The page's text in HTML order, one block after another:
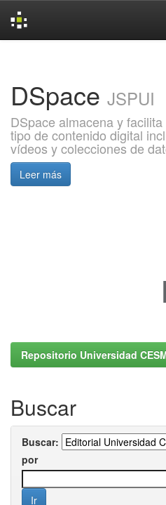
DSpace JSPUI
DSpace almacena y
tipo de contenido digital
vídeos y colecciones de
Leer más
Repositorio Universidad
Buscar
Buscar:
por